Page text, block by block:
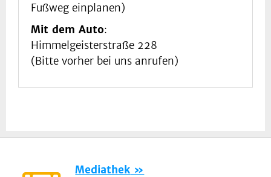
Fußweg einplanen)
Mit dem Auto:
Himmelgeisterstraße 228
(Bitte vorher bei uns anrufen)
Mediathek